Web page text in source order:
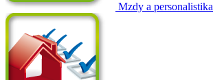
Mzdy a personalistika